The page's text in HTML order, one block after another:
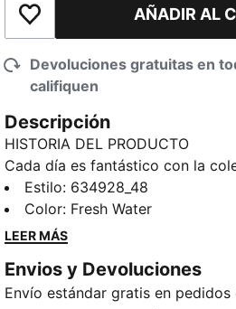
Añadir a la lista de deseos
AÑADIR AL
Devoluciones gratuitas en
califiquen
Descripción
HISTORIA DEL PRODUCTO
Cada día es fantástico con la
GABBY'S DOLLHOUSE. A los
les encantará esta versión de
cotidianos, con garabatos
para los amantes de los gatos,
capucha viene con estampados
Estilo: 634928_48
Color: Fresh Water
LEER MÁS
Envios y Devoluciones
Envío estándar gratis en